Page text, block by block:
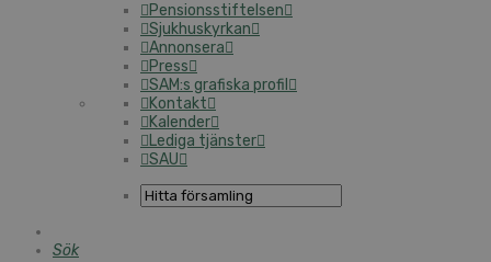
Pensionsstiftelsen
Sjukhuskyrkan
Annonsera
Press
SAM:s grafiska profil
Kontakt
Kalender
Lediga tjänster
SAU
Sök